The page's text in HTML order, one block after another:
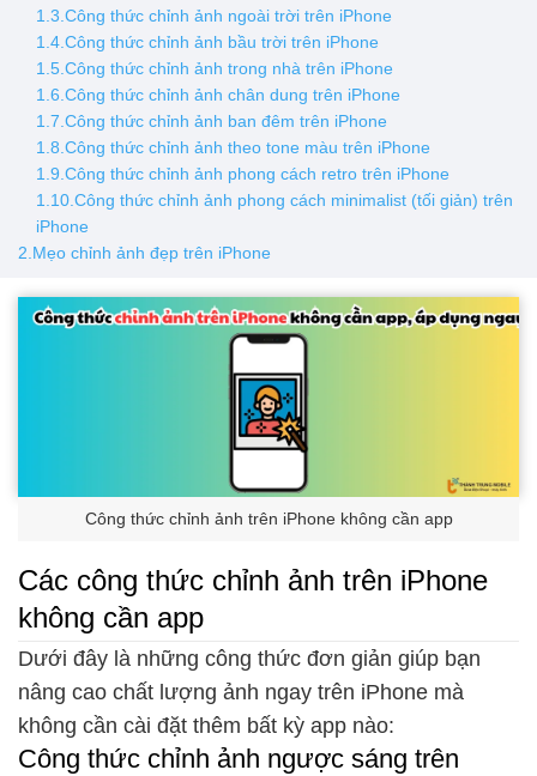
1.3.Công thức chỉnh ảnh ngoài trời trên iPhone
1.4.Công thức chỉnh ảnh bầu trời trên iPhone
1.5.Công thức chỉnh ảnh trong nhà trên iPhone
1.6.Công thức chỉnh ảnh chân dung trên iPhone
1.7.Công thức chỉnh ảnh ban đêm trên iPhone
1.8.Công thức chỉnh ảnh theo tone màu trên iPhone
1.9.Công thức chỉnh ảnh phong cách retro trên iPhone
1.10.Công thức chỉnh ảnh phong cách minimalist (tối giản) trên
iPhone
2.Mẹo chỉnh ảnh đẹp trên iPhone
Công thức chỉnh ảnh trên iPhone không cần app
Các công thức chỉnh ảnh trên iPhone
không cần app
Dưới đây là những công thức đơn giản giúp bạn
nâng cao chất lượng ảnh ngay trên iPhone mà
không cần cài đặt thêm bất kỳ app nào:
Công thức chỉnh ảnh ngược sáng trên